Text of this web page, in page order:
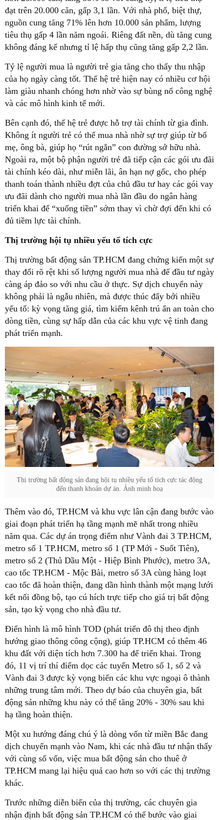
đạt trên 20.000 căn, gấp 3,1 lần. Với nhà phố, biệt thự,
nguồn cung tăng 71% lên hơn 10.000 sản phẩm, lượng
tiêu thụ gấp 4 lần năm ngoái. Riêng đất nền, dù tăng cung
không đáng kể nhưng tỉ lệ hấp thụ cũng tăng gấp 2,2 lần.
Tỷ lệ người mua là người trẻ gia tăng cho thấy thu nhập
của họ ngày càng tốt. Thế hệ trẻ hiện nay có nhiều cơ hội
làm giàu nhanh chóng hơn nhờ vào sự bùng nổ công nghệ
và các mô hình kinh tế mới.
Bên cạnh đó, thế hệ trẻ được hỗ trợ tài chính từ gia đình.
Không ít người trẻ có thể mua nhà nhờ sự trợ giúp từ bố
mẹ, ông bà, giúp họ “rút ngắn” con đường sở hữu nhà.
Ngoài ra, một bộ phận người trẻ đã tiếp cận các gói ưu đãi
tài chính kéo dài, như miễn lãi, ân hạn nợ gốc, cho phép
thanh toán thành nhiều đợt của chủ đầu tư hay các gói vay
ưu đãi dành cho người mua nhà lần đầu do ngân hàng
triển khai để “xuống tiền” sớm thay vì chờ đợi đến khi có
đủ tiềm lực tài chính.
Thị trường hội tụ nhiều yếu tố tích cực
Thị trường bất động sản TP.HCM đang chứng kiến một sự
thay đổi rõ rệt khi số lượng người mua nhà để đầu tư ngày
càng áp đảo so với nhu cầu ở thực. Sự dịch chuyển này
không phải là ngẫu nhiên, mà được thúc đẩy bởi nhiều
yếu tố: kỳ vọng tăng giá, tìm kiếm kênh trú ẩn an toàn cho
dòng tiền, cùng sự hấp dẫn của các khu vực vệ tinh đang
phát triển mạnh.
Thị trường bất động sản đang hội tụ nhiều yếu tố tích cực tác động
đến thanh khoản dự án. Ảnh minh hoạ
Thêm vào đó, TP.HCM và khu vực lân cận đang bước vào
giai đoạn phát triển hạ tầng mạnh mẽ nhất trong nhiều
năm qua. Các dự án trọng điểm như Vành đai 3 TP.HCM,
metro số 1 TP.HCM, metro số 1 (TP Mới - Suốt Tiên),
metro số 2 (Thủ Dầu Một - Hiệp Bình Phước), metro 3A,
cao tốc TP.HCM - Mộc Bài, metro số 3A cùng hàng loạt
cao tốc đã hoàn thiện, đang dần hình thành một mạng lưới
kết nối đồng bộ, tạo cú hích trực tiếp cho giá trị bất động
sản, tạo kỳ vọng cho nhà đầu tư.
Điển hình là mô hình TOD (phát triển đô thị theo định
hướng giao thông công cộng), giúp TP.HCM có thêm 46
khu đất với diện tích hơn 7.300 ha để triển khai. Trong
đó, 11 vị trí thí điểm dọc các tuyến Metro số 1, số 2 và
Vành đai 3 được kỳ vọng biến các khu vực ngoại ô thành
những trung tâm mới. Theo dự báo của chuyên gia, bất
động sản những khu này có thể tăng 20% - 30% sau khi
hạ tầng hoàn thiện.
Một xu hướng đáng chú ý là dòng vốn từ miền Bắc đang
dịch chuyển mạnh vào Nam, khi các nhà đầu tư nhận thấy
với cùng số vốn, việc mua bất động sản cho thuê ở
TP.HCM mang lại hiệu quả cao hơn so với các thị trường
khác.
Trước những diễn biến của thị trường, các chuyên gia
nhận định bất động sản TP.HCM có thể bước vào giai